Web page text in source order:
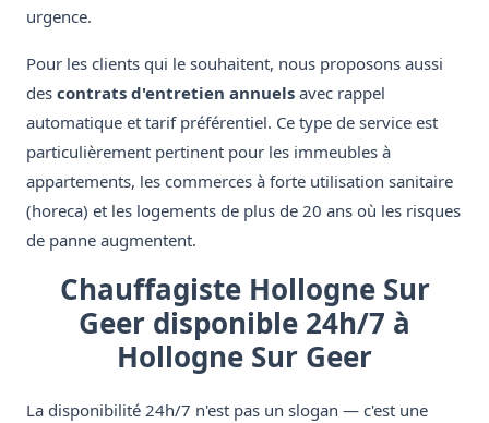
urgence.
Pour les clients qui le souhaitent, nous proposons aussi
des contrats d'entretien annuels avec rappel
automatique et tarif préférentiel. Ce type de service est
particulièrement pertinent pour les immeubles à
appartements, les commerces à forte utilisation sanitaire
(horeca) et les logements de plus de 20 ans où les risques
de panne augmentent.
Chauffagiste Hollogne Sur
Geer disponible 24h/7 à
Hollogne Sur Geer
La disponibilité 24h/7 n'est pas un slogan — c'est une